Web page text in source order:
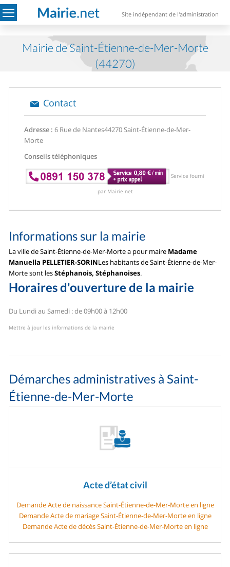
Site indépendant de l'administration
Mairie de Saint-Étienne-de-Mer-Morte
(44270)
Contact
Adresse : 6 Rue de Nantes44270 Saint-Étienne-de-Mer-
Morte
Conseils téléphoniques
Service fourni
par Mairie.net
Informations sur la mairie
La ville de Saint-Étienne-de-Mer-Morte a pour maire Madame
Manuella PELLETIER-SORINLes habitants de Saint-Étienne-de-Mer-
Morte sont lesStéphanois, Stéphanoises.
Horaires d'ouverture de la mairie
Du Lundi au Samedi : de 09h00 à 12h00
Mettre à jour les informations de la mairie
Démarches administratives à Saint-
Étienne-de-Mer-Morte
Acte d’état civil
Demande Acte de naissance Saint-Étienne-de-Mer-Morte en ligne
Demande Acte de mariage Saint-Étienne-de-Mer-Morte en ligne
Demande Acte de décès Saint-Étienne-de-Mer-Morte en ligne